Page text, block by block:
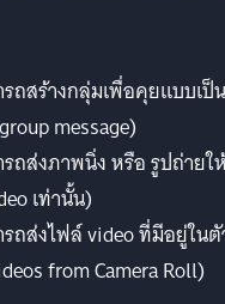
ถสร้างกลุ่มเพื่อคุยแบบเ
message)
รถส่งภาพนิ่ง หรือ รูปถ่าย
เท่านั้น)
ถส่งไฟล์ video ที่มีอยู่ใน
from Camera Roll)